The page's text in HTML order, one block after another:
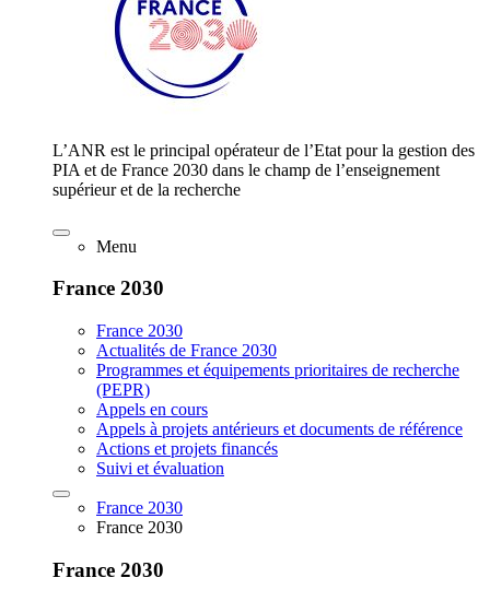
L’ANR est le principal opérateur de l’Etat pour la gestion des
PIA et de France 2030 dans le champ de l’enseignement
supérieur et de la recherche
Menu
France 2030
France 2030
Actualités de France 2030
Programmes et équipements prioritaires de recherche
(PEPR)
Appels en cours
Appels à projets antérieurs et documents de référence
Actions et projets financés
Suivi et évaluation
France 2030
France 2030
France 2030